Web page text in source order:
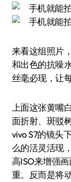
来看这组照片
和出色的抗噪
丝毫必现，让
上面这张黄嘴
面折射、斑驳
vivo S7的镜头
么的活灵活现
高ISO来增强
重。反而是将